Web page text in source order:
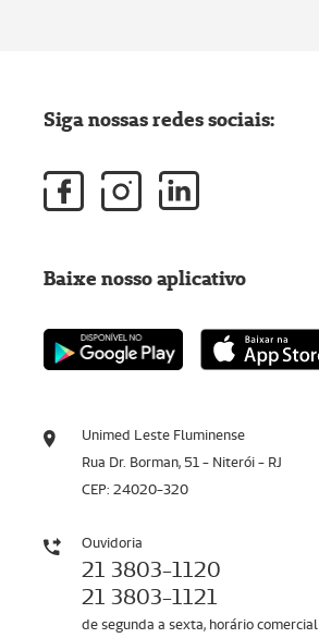
Unimed Leste Fluminense
Rua Dr. Borman, 51 - Niterói - RJ
CEP: 24020-320
Ouvidoria
21 3803-1120
21 3803-1121
de segunda a sexta, horário comercial
Siga nossas redes sociais:
Baixe nosso aplicativo